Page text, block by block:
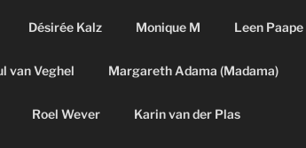
Désirée Kalz Monique M Leen Paape
van Veghel Margareth Adama (Madama)
Roel Wever Karin van der Plas